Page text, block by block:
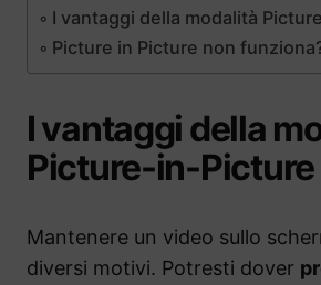
I vantaggi della modalità
Picture in Picture non
I vantaggi della
Picture-in-Picture
Mantenere un video sullo
diversi motivi. Potresti dover